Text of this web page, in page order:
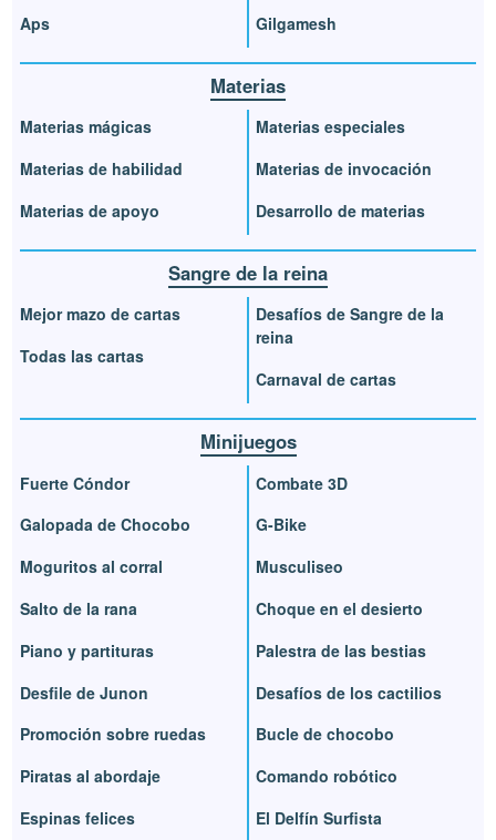
Aps
Gilgamesh
Materias
Materias mágicas
Materias de habilidad
Materias de apoyo
Materias especiales
Materias de invocación
Desarrollo de materias
Sangre de la reina
Mejor mazo de cartas
Todas las cartas
Desafíos de Sangre de la
reina
Carnaval de cartas
Minijuegos
Fuerte Cóndor
Galopada de Chocobo
Moguritos al corral
Salto de la rana
Piano y partituras
Desfile de Junon
Promoción sobre ruedas
Piratas al abordaje
Espinas felices
Combate 3D
G-Bike
Musculiseo
Choque en el desierto
Palestra de las bestias
Desafíos de los cactilios
Bucle de chocobo
Comando robótico
El Delfín Surfista